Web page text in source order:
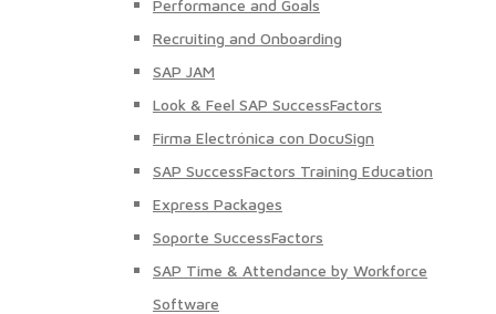
Performance and Goals
Recruiting and Onboarding
SAP JAM
Look & Feel SAP SuccessFactors
Firma Electrónica con DocuSign
SAP SuccessFactors Training Education
Express Packages
Soporte SuccessFactors
SAP Time & Attendance by Workforce
Software